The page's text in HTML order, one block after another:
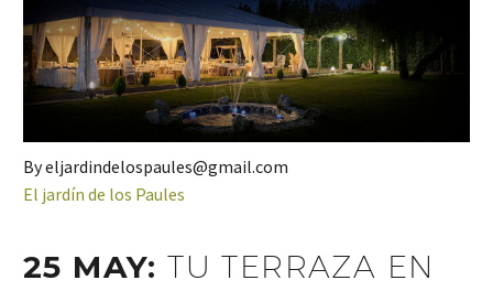
By eljardindelospaules@gmail.com
El jardín de los Paules
25 MAY:TU TERRAZA EN